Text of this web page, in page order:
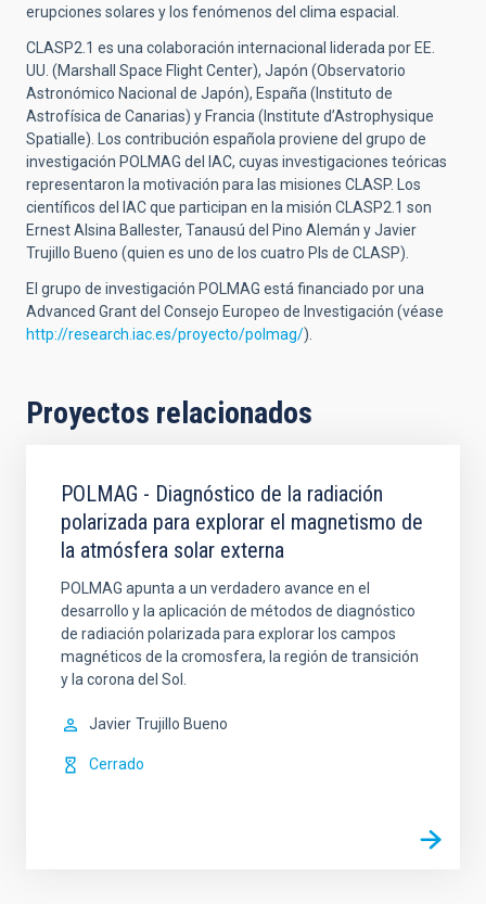
erupciones solares y los fenómenos del clima espacial.
CLASP2.1 es una colaboración internacional liderada por EE.
UU. (Marshall Space Flight Center), Japón (Observatorio
Astronómico Nacional de Japón), España (Instituto de
Astrofísica de Canarias) y Francia (Institute d’Astrophysique
Spatialle). Los contribución española proviene del grupo de
investigación POLMAG del IAC, cuyas investigaciones teóricas
representaron la motivación para las misiones CLASP. Los
científicos del IAC que participan en la misión CLASP2.1 son
Ernest Alsina Ballester, Tanausú del Pino Alemán y Javier
Trujillo Bueno (quien es uno de los cuatro PIs de CLASP).
El grupo de investigación POLMAG está financiado por una
Advanced Grant del Consejo Europeo de Investigación (véase
http://research.iac.es/proyecto/polmag/).
Proyectos relacionados
POLMAG - Diagnóstico de la radiación
polarizada para explorar el magnetismo de
la atmósfera solar externa
POLMAG apunta a un verdadero avance en el
desarrollo y la aplicación de métodos de diagnóstico
de radiación polarizada para explorar los campos
magnéticos de la cromosfera, la región de transición
y la corona del Sol.
Javier Trujillo Bueno
Cerrado